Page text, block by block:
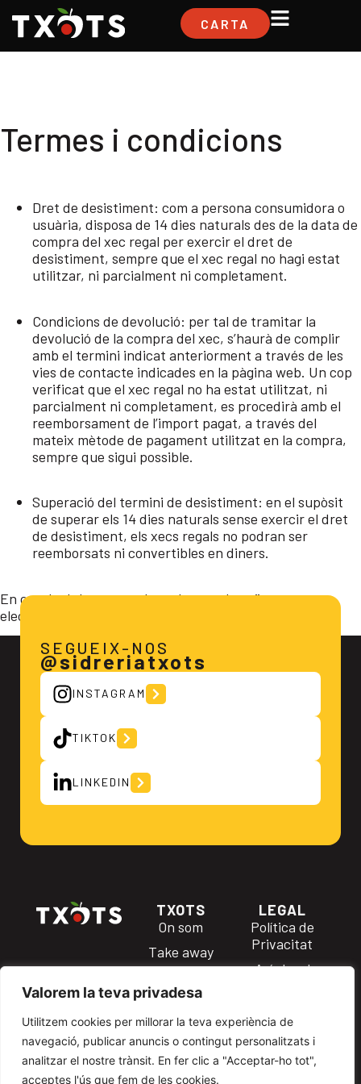
Valorem la teva privadesa
Utilitzem cookies per millorar la teva experiència de
navegació, publicar anuncis o contingut personalitzats i
analitzar el nostre trànsit. En fer clic a "Acceptar-ho tot",
acceptes l'ús que fem de les cookies.
CARTA
Termes i condicions
Dret de desistiment: com a persona consumidora o
usuària, disposa de 14 dies naturals des de la data de
compra del xec regal per exercir el dret de
desistiment, sempre que el xec regal no hagi estat
utilitzar, ni parcialment ni completament.
Condicions de devolució: per tal de tramitar la
devolució de la compra del xec, s’haurà de complir
amb el termini indicat anteriorment a través de les
vies de contacte indicades en la pàgina web. Un cop
verificat que el xec regal no ha estat utilitzat, ni
parcialment ni completament, es procedirà amb el
reemborsament de l’import pagat, a través del
mateix mètode de pagament utilitzat en la compra,
sempre que sigui possible.
Superació del termini de desistiment: en el supòsit
de superar els 14 dies naturals sense exercir el dret
de desistiment, els xecs regals no podran ser
reemborsats ni convertibles en diners.
En cas de dubte, us podeu adreçar al següent correu
electrònic:
SEGUEIX-NOS
@sidreriatxots
INSTAGRAM
TIKTOK
LINKEDIN
TXOTS
On som
Take away
nosaltres
Àrea
treballadors
Canal
Denúncies
LEGAL
Política de
Privacitat
Avís legal
Termes i
condicions